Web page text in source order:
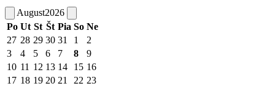
August2026
Po Ut St Št Pia So Ne
27 28 29 30 31 1
2
3
4 5 6 7 8
9
10 11 12 13 14 15 16
17 18 19 20 21 22 23